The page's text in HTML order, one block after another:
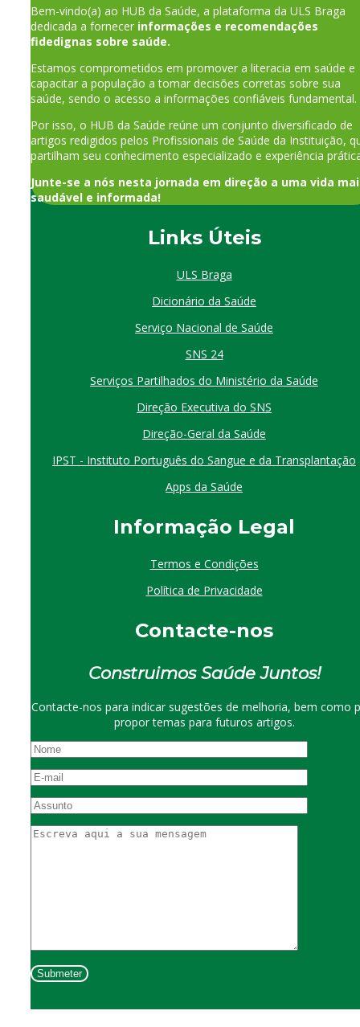
Bem-vindo(a) ao HUB da Saúde, a plataforma da ULS Braga
dedicada a fornecer informações e recomendações
fidedignas sobre saúde.
Estamos comprometidos em promover a literacia em saúde e
capacitar a população a tomar decisões corretas sobre sua
saúde, sendo o acesso a informações confiáveis fundamental.
Por isso, o HUB da Saúde reúne um conjunto diversificado de
artigos redigidos pelos Profissionais de Saúde da Instituição,
partilham seu conhecimento especializado e experiência
Junte-se a nós nesta jornada em direção a uma vida
saudável e informada!
Links Úteis
ULS Braga
Dicionário da Saúde
Serviço Nacional de Saúde
SNS 24
Serviços Partilhados do Ministério da Saúde
Direção Executiva do SNS
Direção-Geral da Saúde
IPST - Instituto Português do Sangue e da Transplantação
Apps da Saúde
Informação Legal
Termos e Condições
Política de Privacidade
Contacte-nos
Construimos Saúde Juntos!
Contacte-nos para indicar sugestões de melhoria, bem como
propor temas para futuros artigos.